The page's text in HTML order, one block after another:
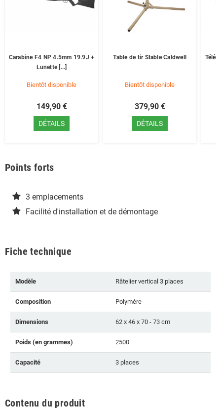
Carabine F4 NP 4.5mm 19.9J +
Lunette [...]
Bientôt disponible
149,90 €
DÉTAILS
Table de tir Stable Caldwell
Bientôt disponible
379,90 €
DÉTAILS
Points forts
3 emplacements
Facilité d'installation et de démontage
Fiche technique
Modèle Râtelier vertical 3 places
Composition Polymère
Dimensions 62 x 46 x 70 - 73 cm
Poids (en grammes) 2500
Capacité 3 places
Contenu du produit